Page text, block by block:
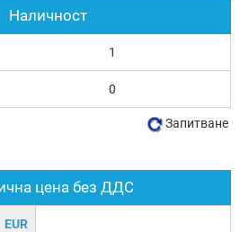
цена без ДДС
EUR
Наличност
1
0
Запитване